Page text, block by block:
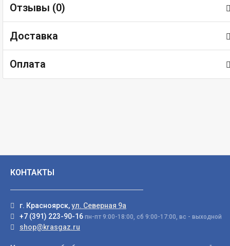
Отзывы (0)
Доставка
Оплата
КОНТАКТЫ
г. Красноярск,ул. Северная 9а
+7 (391) 223-90-16 пн-пт 9:00-18:00, сб 9:00-17:00, вс - выходной
shop@krasgaz.ru